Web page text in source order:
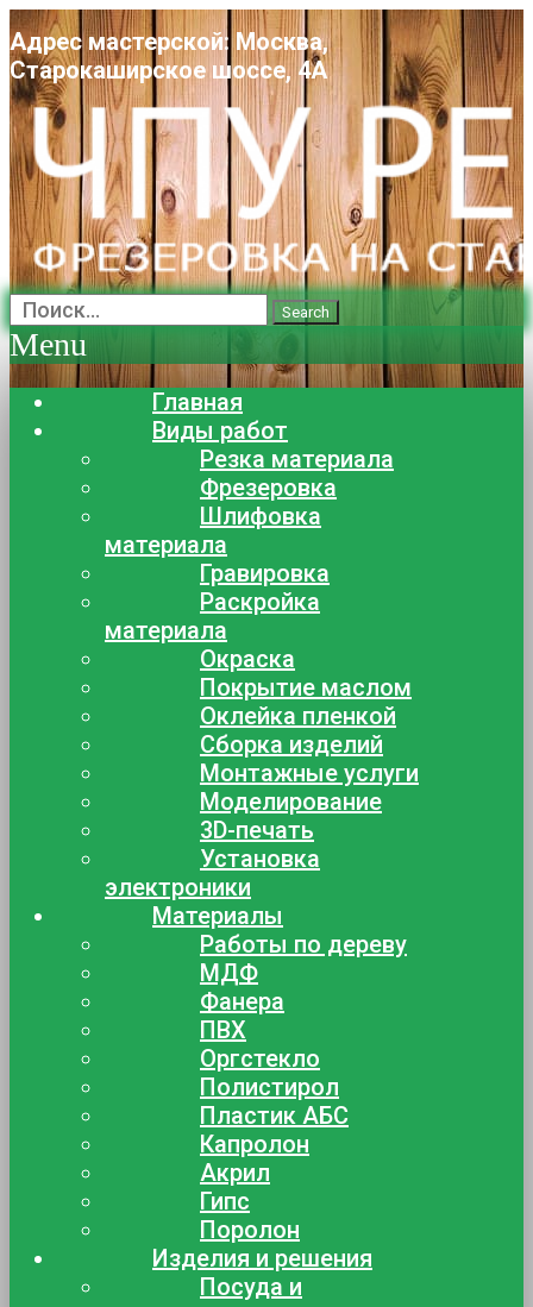
Адрес мастерской: Москва,
Старокаширское шоссе, 4А
Search
Menu
Главная
Виды работ
Резка материала
Фрезеровка
Шлифовка
материала
Гравировка
Раскройка
материала
Окраска
Покрытие маслом
Оклейка пленкой
Сборка изделий
Монтажные услуги
Моделирование
3D-печать
Установка
электроники
Материалы
Работы по дереву
МДФ
Фанера
ПВХ
Оргстекло
Полистирол
Пластик АБС
Капролон
Акрил
Гипс
Поролон
Изделия и решения
Посуда и